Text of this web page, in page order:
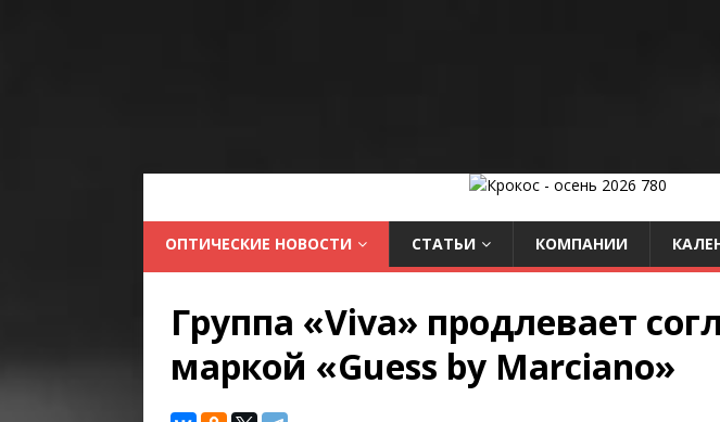
ОПТИЧЕСКИЕ НОВОСТИ СТАТЬИ КОМПАНИИ
Группа «Viva» продлевает
маркой «Guess by Marciano»